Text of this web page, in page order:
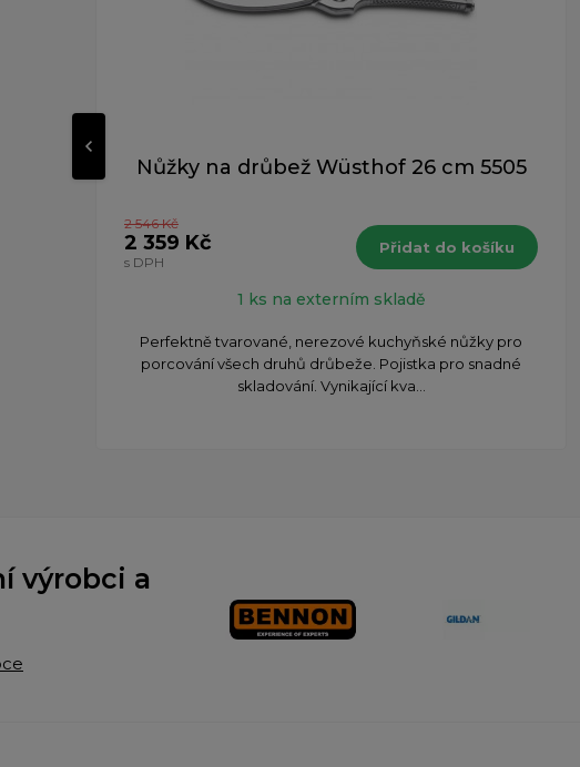
Nůžky na drůbež Wüsthof 26 cm 5505
2 546 Kč
2 359 Kč
s DPH
Přidat do košíku
1 ks na externím skladě
Perfektně tvarované, nerezové kuchyňské nůžky pro
porcování všech druhů drůbeže. Pojistka pro snadné
skladování. Vynikající kva...
výrobci a